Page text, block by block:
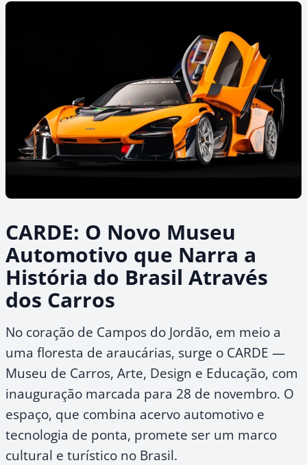
CARDE: O Novo Museu
Automotivo que Narra a
História do Brasil Através
dos Carros
No coração de Campos do Jordão, em meio a
uma floresta de araucárias, surge o CARDE —
Museu de Carros, Arte, Design e Educação, com
inauguração marcada para 28 de novembro. O
espaço, que combina acervo automotivo e
tecnologia de ponta, promete ser um marco
cultural e turístico no Brasil.